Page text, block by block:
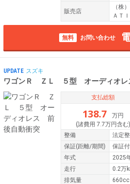
販売店
（株
ＡＴ
無料 お問い合わせ
UPDATE スズキ
ワゴンＲ ＺＬ ５型 オーディオレ
支払総額
138.7
万円
(諸費用 7.7万円含む)
整備
法定
保証(距離/期間) 保証付
年式
2025
走行
0.2万
排気量
660cc